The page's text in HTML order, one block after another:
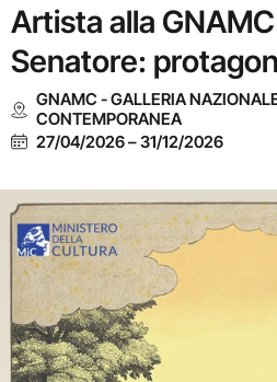
Artista alla
Senatore:
GNAMC - GALLERIA
CONTEMPORANEA
27/04/2026–31/12/2026